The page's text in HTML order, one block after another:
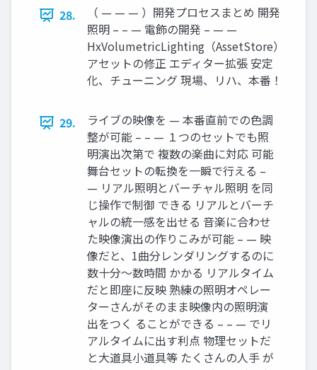
28.
（ — — — ）開発プロセスまとめ 開発
照明 – – — 電飾の開発 – — —
HxVolumetricLighting（AssetStore）
アセットの修正 エディター拡張 安定
化、チューニング 現場、リハ、本番！
29.
ライブの映像を — 本番直前での色調
整が可能 – – — １つのセットでも照
明演出次第で 複数の楽曲に対応 可能
舞台セットの転換を一瞬で行える –
— リアル照明とバーチャル照明 を同
じ操作で制御 できる リアルとバーチ
ャルの統一感を出せる 音楽に合わせ
た映像演出の作りこみが可能 – — 映
像だと、1曲分レンダリングするのに
数十分～数時間 かかる リアルタイム
だと即座に反映 熟練の照明オペレー
ターさんがそのまま映像内の照明演
出をつく ることができる – – — でリ
アルタイムに出す利点 物理セットだ
と大道具小道具等 たくさんの人手 が